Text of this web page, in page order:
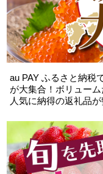
au PAY ふるさと納税
が大集合！ボリュー
人気に納得の返礼品
考にしてみて下さい！